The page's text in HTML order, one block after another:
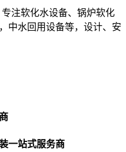
注软化水设备、锅炉软化
中水回用设备等，设计、安
一站式服务商